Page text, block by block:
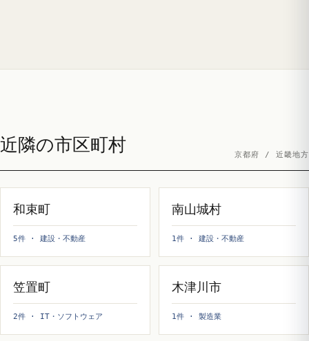
近隣の市区町村 京都府 / 近畿地方
和束町
5件 · 建設・不動産
南山城村
1件 · 建設・不動産
笠置町
2件 · IT・ソフトウェア
木津川市
1件 · 製造業